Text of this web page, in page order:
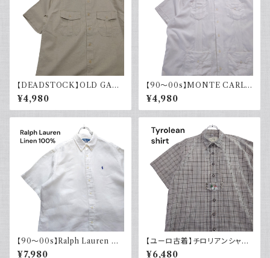
【DEADSTOCK】OLD GAP
オールドギャップ コットンリネン
シャツ 半袖 タグ付き 00s 古着
¥4,980
【90～00s】MONTE CARLO
キューバシャツ リネン レーヨン
半袖シャツ ホワイト 白 古着 オ
ープンカラー 開襟
¥4,980
【90～00s】Ralph Lauren ラ
ルフローレン リネンシャツ 半袖
¥7,980
【ユーロ古着】チロリアンシャツ
半袖 古着 チェック レトロ 刺繍
¥6,480